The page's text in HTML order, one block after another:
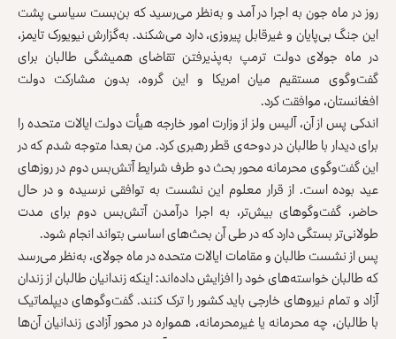
روز در ماه جون به‌ اجرا در آمد و به‌نظر می‌رسید که بن‌بست سیاسی پشت
این جنگ بی‌پایان و غیرقابل پیروزی، دارد می‌شکند. به‌‌گزارش نیویورک تایمز،
در ماه جولای دولت ترمپ به‌‌پذیرفتن تقاضای همیشگی طالبان برای
گفت‌وگوی مستقیم میان امریکا و این گروه، بدون مشارکت دولت
افغانستان، موافقت کرد.
اندکی پس از آن، آلیس ولز از وزارت امور خارجه هیأت دولت ایالات متحده را
برای دیدار با طالبان در دوحه‌ی قطر رهبری کرد. من بعدا متوجه شدم که در
این گفت‌وگوی محرمانه محور بحث دو طرف شرایط آتش‌بس دوم در روزهای
عید بوده است. از قرار معلوم این نشست به توافقی نرسیده و در حال
حاضر، گفت‌وگوهای بیش‌تر، به اجرا درآمدن آتش‌بس دوم برای مدت
طولانی‌تر بستگی دارد که در طی آن بحث‌های اساسی بتواند انجام شود.
پس از نشست طالبان و مقامات ایالات متحده در ماه جولای، به‌نظر می‌رسد
که طالبان خواسته‌های خود را افزایش داده‌اند: اینکه زندانیان طالبان از زندان
آزاد و تمام نیروهای خارجی باید کشور را ترک کنند. گفت‌وگوهای دیپلماتیک
با طالبان، چه محرمانه یا غیرمحرمانه، همواره در محور آزادی زندانیان آن‌ها